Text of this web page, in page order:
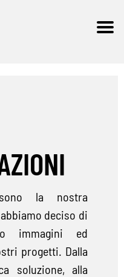
la nostra
deciso di
immagini ed
progetti. Dalla
soluzione, alla